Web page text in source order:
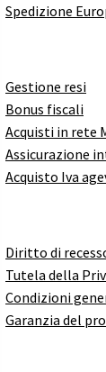
Spedizione
Gestione resi
Bonus fiscali
Acquisti in rete
Assicurazione
Acquisto Iva
Diritto di
Tutela della
Condizioni
Garanzia del